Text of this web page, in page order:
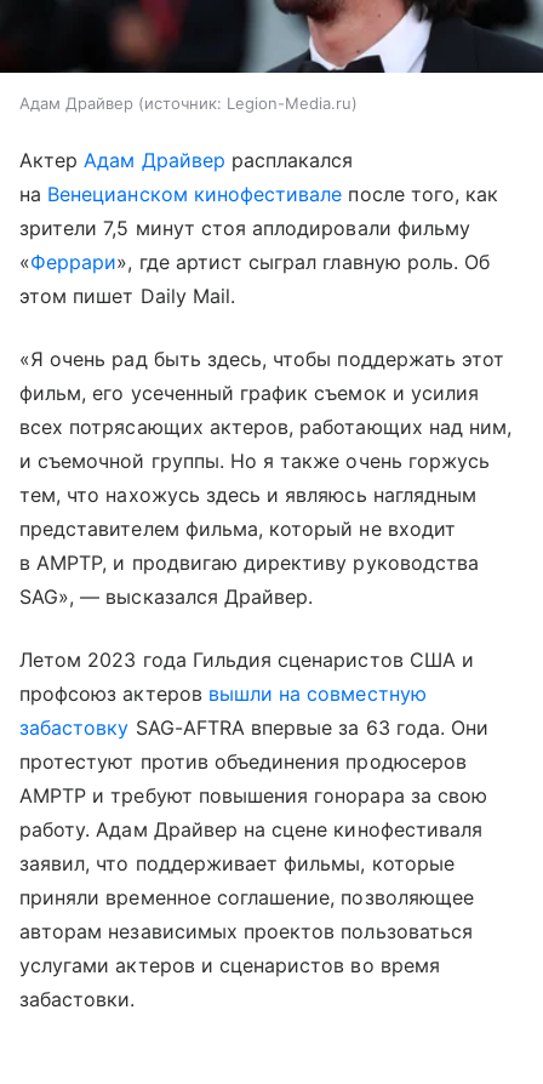
Адам Драйвер источник: Legion-Media.ru
Актер Адам Драйвер расплакался
на Венецианском кинофестивале после того, как
зрители 7,5 минут стоя аплодировали фильму
«Феррари», где артист сыграл главную роль. Об
этом пишет Daily Mail.
«Я очень рад быть здесь, чтобы поддержать этот
фильм, его усеченный график съемок и усилия
всех потрясающих актеров, работающих над ним,
и съемочной группы. Но я также очень горжусь
тем, что нахожусь здесь и являюсь наглядным
представителем фильма, который не входит
в AMPTP, и продвигаю директиву руководства
SAG», — высказался Драйвер.
Летом 2023 года Гильдия сценаристов США и
профсоюз актеров вышли на совместную
забастовку SAG-AFTRA впервые за 63 года. Они
протестуют против объединения продюсеров
AMPTP и требуют повышения гонорара за свою
работу. Адам Драйвер на сцене кинофестиваля
заявил, что поддерживает фильмы, которые
приняли временное соглашение, позволяющее
авторам независимых проектов пользоваться
услугами актеров и сценаристов во время
забастовки.